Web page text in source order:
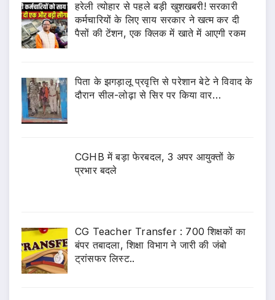
हरेली त्योहार से पहले बड़ी खुशखबरी! सरकारी
कर्मचारियों के लिए साय सरकार ने खत्म कर दी
पैसों की टेंशन, एक क्लिक में खाते में आएगी रकम
पिता के झगड़ालू प्रवृत्ति से परेशान बेटे ने विवाद के
दौरान सील-लोढ़ा से सिर पर किया वार…
CGHB में बड़ा फेरबदल, 3 अपर आयुक्तों के
प्रभार बदले
CG Teacher Transfer : 700 शिक्षकों का
बंपर तबादला, शिक्षा विभाग ने जारी की जंबो
ट्रांसफर लिस्ट..